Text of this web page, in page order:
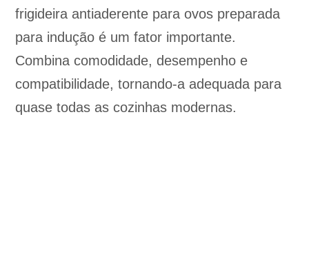
frigideira antiaderente para ovos preparada
para indução é um fator importante.
Combina comodidade, desempenho e
compatibilidade, tornando-a adequada para
quase todas as cozinhas modernas.